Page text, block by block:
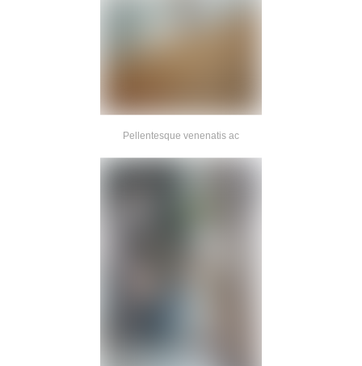
Pellentesque venenatis ac